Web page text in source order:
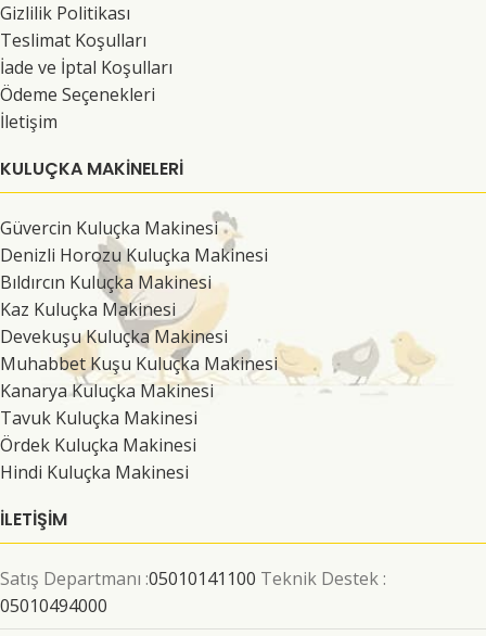
Gizlilik Politikası
Teslimat Koşulları
İade ve İptal Koşulları
Ödeme Seçenekleri
İletişim
KULUÇKA MAKINELERI
Güvercin Kuluçka Makinesi
Denizli Horozu Kuluçka Makinesi
Bıldırcın Kuluçka Makinesi
Kaz Kuluçka Makinesi
Devekuşu Kuluçka Makinesi
Muhabbet Kuşu Kuluçka Makinesi
Kanarya Kuluçka Makinesi
Tavuk Kuluçka Makinesi
Ördek Kuluçka Makinesi
Hindi Kuluçka Makinesi
İLETİŞİM
Satış Departmanı :05010141100 Teknik Destek :
05010494000